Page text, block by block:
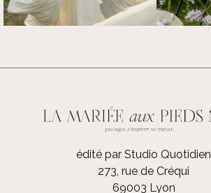
édité par Studio Quotidien
273, rue de Créqui
69003 Lyon